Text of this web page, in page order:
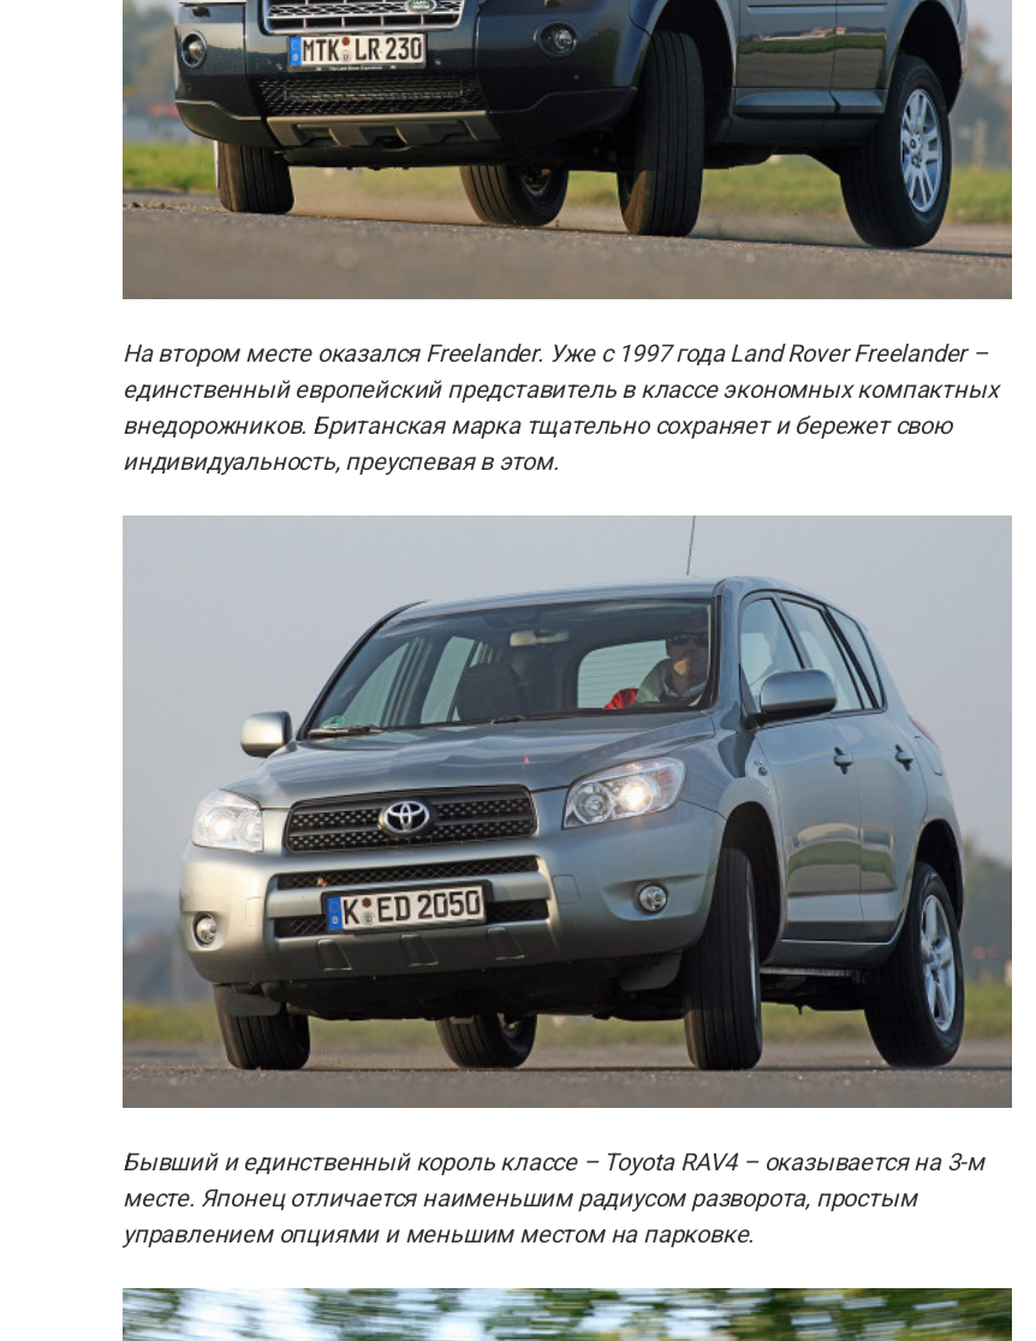
На втором месте оказался Freelander. Уже с 1997 года Land Rover Freelander –
единственный европейский представитель в классе экономных компактных
внедорожников. Британская марка тщательно сохраняет и бережет свою
индивидуальность, преуспевая в этом.
Бывший и единственный король классе – Toyota RAV4 – оказывается на 3-м
месте. Японец отличается наименьшим радиусом разворота, простым
управлением опциями и меньшим местом на парковке.